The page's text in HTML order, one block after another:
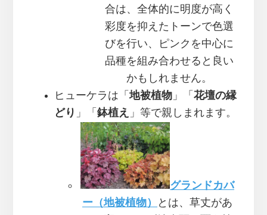
合は、全体的に明度が高く
彩度を抑えたトーンで色選
びを行い、ピンクを中心に
品種を組み合わせると良い
かもしれません。
ヒューケラは「地被植物 」「 花壇の縁
どり 」「 鉢植え 」等で親しまれます。
グランドカバ
ー（地被植物）
とは、草丈があ